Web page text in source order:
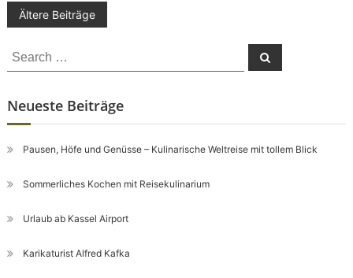
Beitragsnavigation
Ältere Beiträge
Search
for:
Search
Neueste Beiträge
Pausen, Höfe und Genüsse – Kulinarische Weltreise mit tollem Blick
Sommerliches Kochen mit Reisekulinarium
Urlaub ab Kassel Airport
Karikaturist Alfred Kafka